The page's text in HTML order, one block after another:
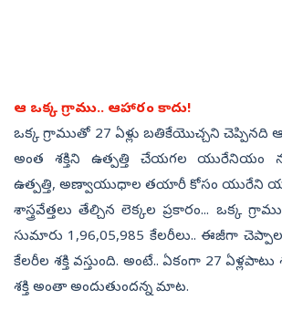
ఆ ఒక్క గ్రాము.. ఆహారం కాదు!
ఒక్క గ్రాముతో 27 ఏళ్లు బతికేయొచ్చని చెప్పినది
అంత శక్తిని ఉత్పత్తి చేయగల యురేనియం
ఉత్పత్తి, అణ్వాయుధాల తయారీ కోసం యురేని
శాస్త్రవేత్తలు తేల్చిన లెక్కల ప్రకారం... ఒక్క
సుమారు 1,96,05,985 కేలరీలు.. ఈజీగా
కేలరీల శక్తి వస్తుంది. అంటే.. ఏకంగా 27
శక్తి అంతా అందుతుందన్న మాట.